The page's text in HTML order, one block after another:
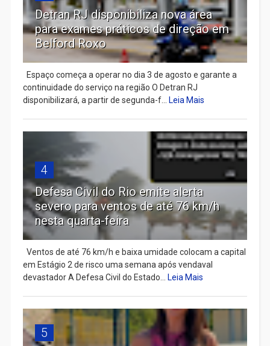
Detran RJ disponibiliza nova área
para exames práticos de direção em
Belford Roxo
Espaço começa a operar no dia 3 de agosto e garante a
continuidade do serviço na região O Detran RJ
disponibilizará, a partir de segunda-f...
Leia Mais
4
Defesa Civil do Rio emite alerta
severo para ventos de até 76 km/h
nesta quarta-feira
Ventos de até 76 km/h e baixa umidade colocam a capital
em Estágio 2 de risco uma semana após vendaval
devastador A Defesa Civil do Estado...
Leia Mais
5